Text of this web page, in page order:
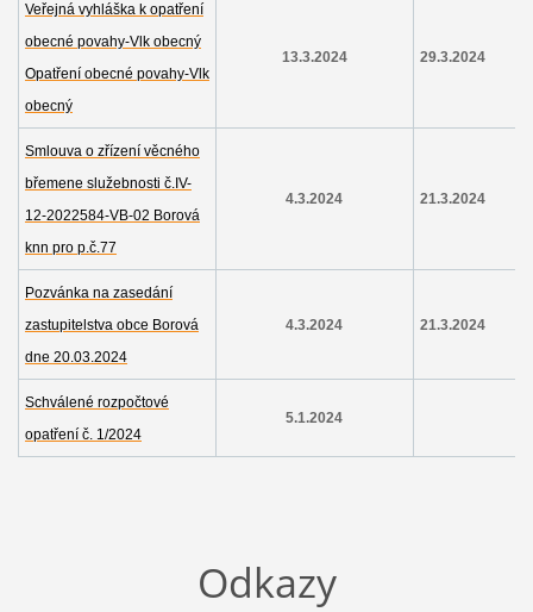
Veřejná vyhláška k opatření
obecné povahy-Vlk obecný
Opatření obecné povahy-Vlk
obecný
13.3.2024 29.3.2024
Smlouva o zřízení věcného
břemene služebnosti č.IV-
12-2022584-VB-02 Borová
knn pro p.č.77
4.3.2024 21.3.2024
Pozvánka na zasedání
zastupitelstva obce Borová
dne 20.03.2024
4.3.2024 21.3.2024
Schválené rozpočtové
opatření č. 1/2024
5.1.2024
Odkazy